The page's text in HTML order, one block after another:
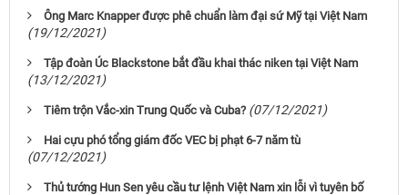
Ông Marc Knapper được phê chuẩn làm đại sứ Mỹ tại Việt Nam
(19/12/2021)
Tập đoàn Úc Blackstone bắt đầu khai thác niken tại Việt Nam
(13/12/2021)
Tiêm trộn Vắc-xin Trung Quốc và Cuba? (07/12/2021)
Hai cựu phó tổng giám đốc VEC bị phạt 6-7 năm tù
(07/12/2021)
Thủ tướng Hun Sen yêu cầu tư lệnh Việt Nam xin lỗi vì tuyên bố